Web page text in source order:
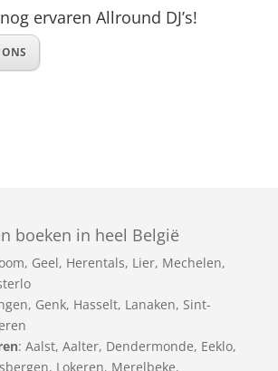
ervaren Allround DJ’s!
boeken in heel België
, Geel, Herentals, Lier, Mechelen,
, Genk, Hasselt, Lanaken, Sint-
: Aalst, Aalter, Dendermonde, Eeklo,
, Lokeren, Merelbeke,